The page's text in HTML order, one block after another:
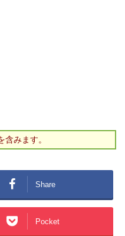
含みます。
Share
Pocket